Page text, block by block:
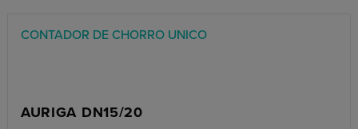
CONTADOR DE CHORRO UNICO
AURIGA DN15/20